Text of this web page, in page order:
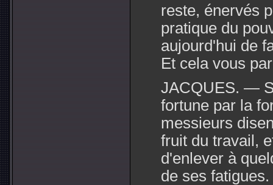
reste, énervés
pratique du
aujourd'hui de
Et cela vous
JACQUES. —
fortune par la
messieurs
fruit du travail,
d'enlever à
de ses fatigues.